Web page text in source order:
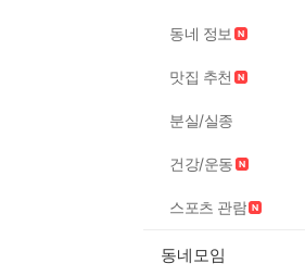
동네 정보
맛집 추천
분실/실종
건강/운동
스포츠 관람
동네모임